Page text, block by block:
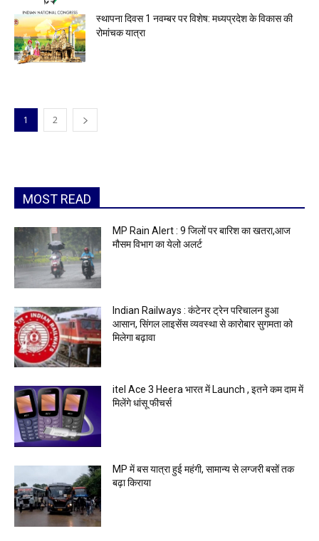
स्थापना दिवस 1 नवम्बर पर विशेष: मध्यप्रदेश के विकास की
रोमांचक यात्रा
1 2
MOST READ
MP Rain Alert : 9 जिलों पर बारिश का खतरा,आज
मौसम विभाग का येलो अलर्ट
Indian Railways : कंटेनर ट्रेन परिचालन हुआ
आसान, सिंगल लाइसेंस व्यवस्था से कारोबार सुगमता को
मिलेगा बढ़ावा
itel Ace 3 Heera भारत में Launch , इतने कम दाम में
मिलेंगे धांसू फीचर्स
MP में बस यात्रा हुई महंगी, सामान्य से लग्जरी बसों तक
बढ़ा किराया